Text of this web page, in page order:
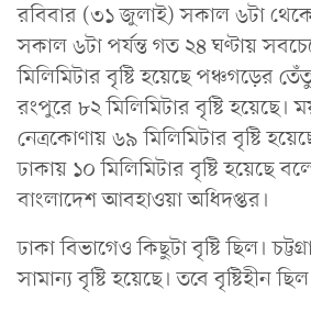
রবিবার (৩১ জুলাই) সকাল ৬টা
সকাল ৬টা পর্যন্ত গত ২৪ ঘণ্টায়
মিলিমিটার বৃষ্টি হয়েছে পঞ্চগড়ের
রংপুরে ৮২ মিলিমিটার বৃষ্টি হয়েছে।
নেত্রকোণায় ৬৯ মিলিমিটার বৃষ্টি
ঢাকায় ১০ মিলিমিটার বৃষ্টি হয়েছে
বাংলাদেশ আবহাওয়া অধিদপ্তর।
ঢাকা বিভাগেও কিছুটা বৃষ্টি ছিল।
সামান্য বৃষ্টি হয়েছে। তবে বৃষ্টিহীন